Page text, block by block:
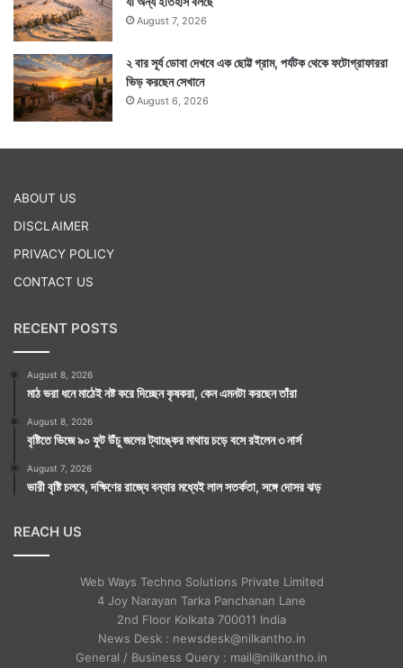
August 7, 2026
২ বার সূর্য ডোবা দেখবে এক ছোট্ট গ্রাম, পর্যটক থেকে ফটোগ্রাফাররা
ভিড় করছেন সেখানে
August 6, 2026
ABOUT US
DISCLAIMER
PRIVACY POLICY
CONTACT US
RECENT POSTS
August 8, 2026
মাঠ ভরা ধনে মাঠেই নষ্ট করে দিচ্ছেন কৃষকরা, কেন এমনটা করছেন তাঁরা
August 8, 2026
বৃষ্টিতে ভিজে ৯০ ফুট উঁচু জলের ট্যাঙ্কের মাথায় চড়ে বসে রইলেন ৩ নার্স
August 7, 2026
ভারী বৃষ্টি চলবে, দক্ষিণের রাজ্যে বন্যার মধ্যেই লাল সতর্কতা, সঙ্গে দোসর ঝড়
REACH US
Web Ways Techno Solutions Private Limited
4 Joy Narayan Tarka Panchanan Lane
2nd Floor Kolkata 700011 India
News Desk : newsdesk@nilkantho.in
General / Business Query : mail@nilkantho.in